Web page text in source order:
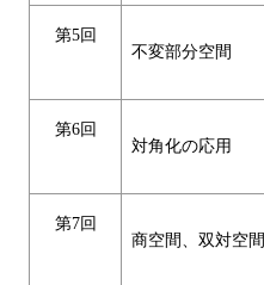
第5回
不変部分空間
第6回
対角化の応用
第7回
商空間、双対空間